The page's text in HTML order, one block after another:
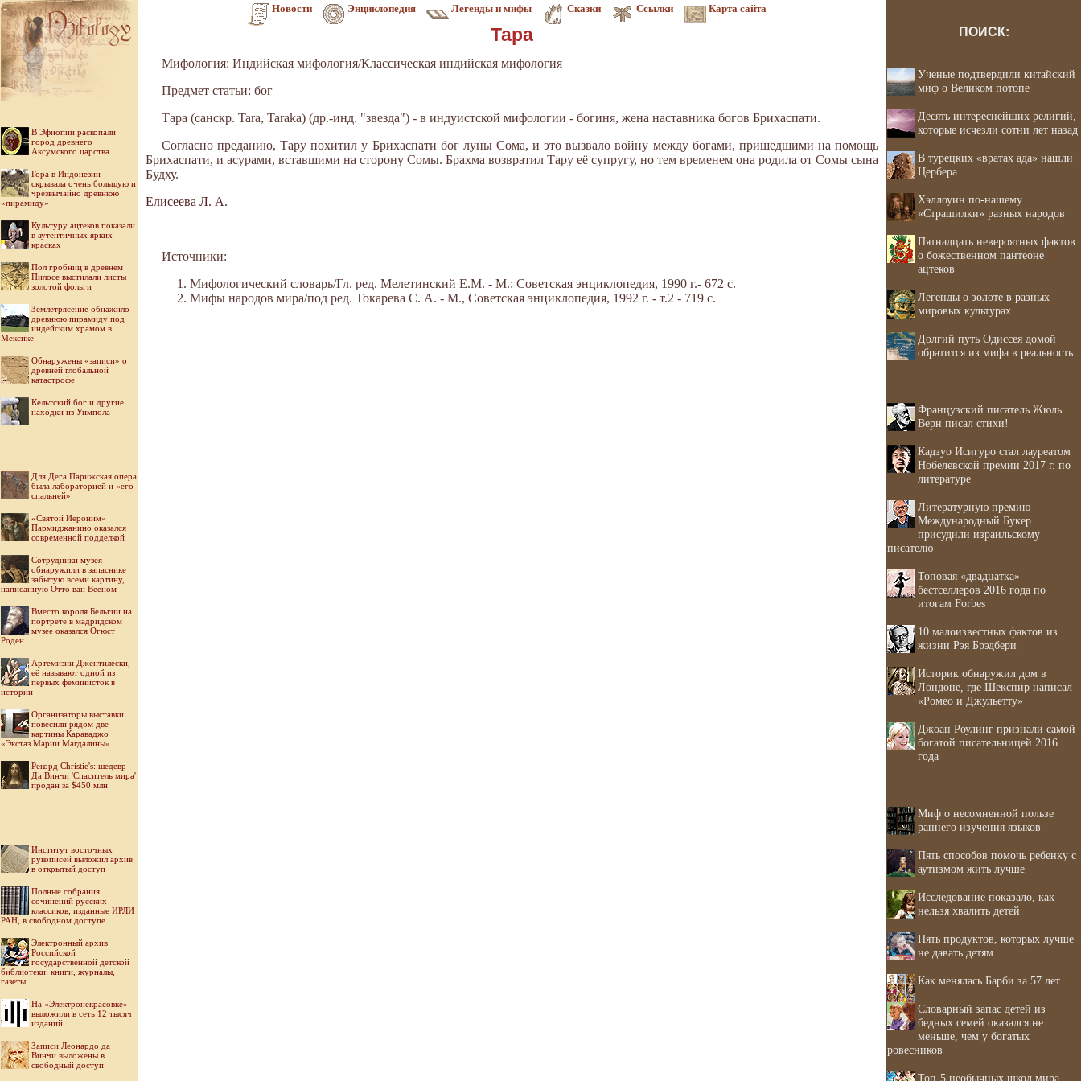
Новости Энциклопедия Легенды и мифы Сказки Ссылки Карта сайта
В Эфиопии раскопали
город древнего
Аксумского царства
Гора в Индонезии
скрывала очень большую и
чрезвычайно древнюю
«пирамиду»
Культуру ацтеков показали
в аутентичных ярких
красках
Пол гробниц в древнем
Пилосе выстилали листы
золотой фольги
Землетрясение обнажило
древнюю пирамиду под
индейским храмом в
Мексике
Обнаружены «записи» о
древней глобальной
катастрофе
Кельтский бог и другие
находки из Уимпола
Для Дега Парижская опера
была лабораторией и «его
спальней»
«Святой Иероним»
Пармиджанино оказался
современной подделкой
Cотрудники музея
обнаружили в запаснике
забытую всеми картину,
написанную Отто ван Вееном
Вместо короля Бельгии на
портрете в мадридском
музее оказался Огюст
Роден
Артемизии Джентилески,
её называют одной из
первых феминисток в
истории
Организаторы выставки
повесили рядом две
картины Караваджо
«Экстаз Марии Магдалины»
Рекорд Christie's: шедевр
Да Винчи 'Спаситель мира'
продан за $450 млн
Институт восточных
рукописей выложил архив
в открытый доступ
Полные собрания
сочинений русских
классиков, изданные ИРЛИ
РАН, в свободном доступе
Электронный архив
Российской
государственной детской
библиотеки: книги, журналы,
газеты
На «Электронекрасовке»
выложили в сеть 12 тысяч
изданий
Записи Леонардо да
Винчи выложены в
свободный доступ
Тара
Мифология: Индийская мифология/Классическая индийская мифология
Предмет статьи: бог
Тара (санскр. Tara, Taraka) (др.-инд. "звезда") - в индуистской мифологии - богиня, жена наставника богов Брихаспати.
Согласно преданию, Тару похитил у Брихаспати бог луны Сома, и это вызвало войну между богами, пришедшими на помощь
Брихаспати, и асурами, вставшими на сторону Сомы. Брахма возвратил Тару её супругу, но тем временем она родила от Сомы сына
Будху.
Елисеева Л. А.
Источники:
Мифологический словарь/Гл. ред. Мелетинский Е.М. - М.: Советская энциклопедия, 1990 г.- 672 с.
Мифы народов мира/под ред. Токарева С. А. - М., Советская энциклопедия, 1992 г. - т.2 - 719 с.
ПОИСК:
Ученые подтвердили китайский
миф о Великом потопе
Десять интереснейших религий,
которые исчезли сотни лет назад
В турецких «вратах ада» нашли
Цербера
Хэллоуин по-нашему
«Страшилки» разных народов
Пятнадцать невероятных фактов
о божественном пантеоне
ацтеков
Легенды о золоте в разных
мировых культурах
Долгий путь Одиссея домой
обратится из мифа в реальность
Французский писатель Жюль
Верн писал стихи!
Кадзуо Исигуро стал лауреатом
Нобелевской премии 2017 г. по
литературе
Литературную премию
Международный Букер
присудили израильскому
писателю
Топовая «двадцатка»
бестселлеров 2016 года по
итогам Forbes
10 малоизвестных фактов из
жизни Рэя Брэдбери
Историк обнаружил дом в
Лондоне, где Шекспир написал
«Ромео и Джульетту»
Джоан Роулинг признали самой
богатой писательницей 2016
года
Миф о несомненной пользе
раннего изучения языков
Пять способов помочь ребенку с
аутизмом жить лучше
Исследование показало, как
нельзя хвалить детей
Пять продуктов, которых лучше
не давать детям
Как менялась Барби за 57 лет
Словарный запас детей из
бедных семей оказался не
меньше, чем у богатых
ровесников
Топ-5 необычных школ мира